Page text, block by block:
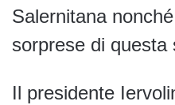
Salernitana
sorprese di questa
Il presidente